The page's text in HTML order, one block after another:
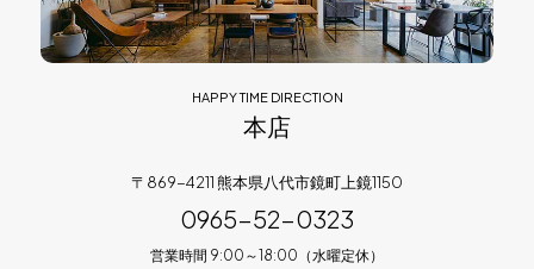
HAPPY TIME DIRECTION
本店
〒869-4211 熊本県八代市鏡町上鏡1150
0965-52-0323
営業時間 9:00～18:00（水曜定休）